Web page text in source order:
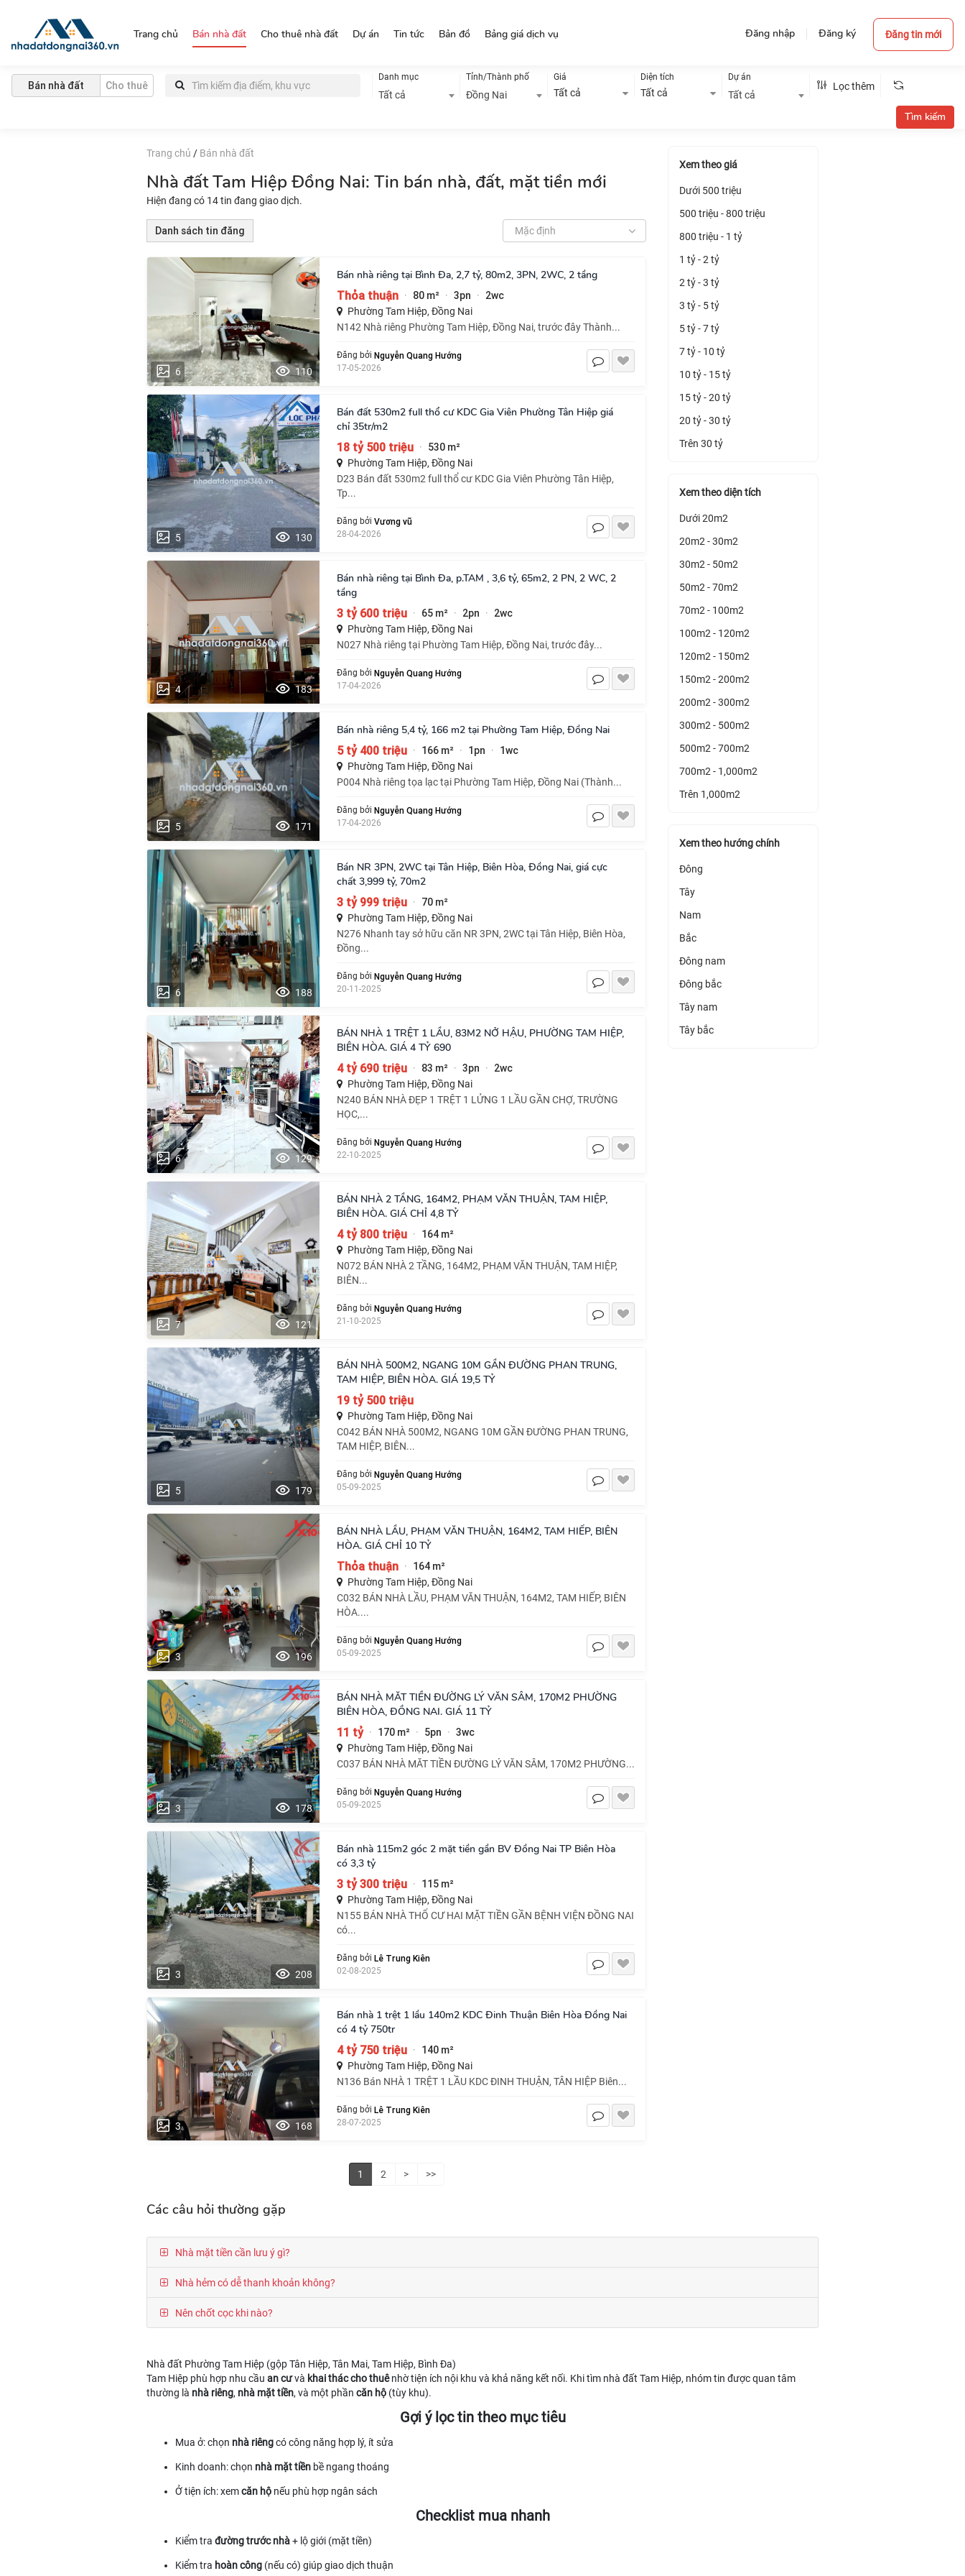
Đăng nhập Đăng ký Đăng tin mới
Trang chủ Bán nhà đất Cho thuê nhà đất Dự án Tin tức Bản đồ Bảng giá dịch vụ
Bán nhà đất Cho thuê
Danh mục
Tất cả
Tỉnh/Thành phố
Đồng Nai
Giá
Tất cả
Diện tích
Tất cả
Dự án
Tất cả
Lọc thêm
Trang chủ / Bán nhà đất
Nhà đất Tam Hiệp Đồng Nai: Tin bán nhà, đất, mặt tiền mới
Hiện đang có 14 tin đang giao dịch.
Danh sách tin đăng Mặc định
6 110
Bán nhà riêng tại Bình Đa, 2,7 tỷ, 80m2, 3PN, 2WC, 2 tầng
Thỏa thuận · 80 m² · 3pn · 2wc
Phường Tam Hiệp, Đồng Nai
N142 Nhà riêng Phường Tam Hiệp, Đồng Nai, trước đây Thành...
Đăng bởi Nguyễn Quang Hướng
17-05-2026
5 130
Bán đất 530m2 full thổ cư KDC Gia Viên Phường Tân Hiệp giá
chỉ 35tr/m2
18 tỷ 500 triệu · 530 m²
Phường Tam Hiệp, Đồng Nai
D23 Bán đất 530m2 full thổ cư KDC Gia Viên Phường Tân Hiệp,
Tp...
Đăng bởi Vương vũ
28-04-2026
4 183
Bán nhà riêng tại Bình Đa, p.TAM , 3,6 tỷ, 65m2, 2 PN, 2 WC, 2
tầng
3 tỷ 600 triệu · 65 m² · 2pn · 2wc
Phường Tam Hiệp, Đồng Nai
N027 Nhà riêng tại Phường Tam Hiệp, Đồng Nai, trước đây...
Đăng bởi Nguyễn Quang Hướng
17-04-2026
5 171
Bán nhà riêng 5,4 tỷ, 166 m2 tại Phường Tam Hiệp, Đồng Nai
5 tỷ 400 triệu · 166 m² · 1pn · 1wc
Phường Tam Hiệp, Đồng Nai
P004 Nhà riêng tọa lạc tại Phường Tam Hiệp, Đồng Nai (Thành...
Đăng bởi Nguyễn Quang Hướng
17-04-2026
6 188
Bán NR 3PN, 2WC tại Tân Hiệp, Biên Hòa, Đồng Nai, giá cực
chất 3,999 tỷ, 70m2
3 tỷ 999 triệu · 70 m²
Phường Tam Hiệp, Đồng Nai
N276 Nhanh tay sở hữu căn NR 3PN, 2WC tại Tân Hiệp, Biên Hòa,
Đồng...
Đăng bởi Nguyễn Quang Hướng
20-11-2025
6 129
BÁN NHÀ 1 TRỆT 1 LẦU, 83M2 NỞ HẬU, PHƯỜNG TAM HIỆP,
BIÊN HÒA. GIÁ 4 TỶ 690
4 tỷ 690 triệu · 83 m² · 3pn · 2wc
Phường Tam Hiệp, Đồng Nai
N240 BÁN NHÀ ĐẸP 1 TRỆT 1 LỬNG 1 LẦU GẦN CHỢ, TRƯỜNG
HỌC,...
Đăng bởi Nguyễn Quang Hướng
22-10-2025
7 121
BÁN NHÀ 2 TẦNG, 164M2, PHẠM VĂN THUẬN, TAM HIỆP,
BIÊN HÒA. GIÁ CHỈ 4,8 TỶ
4 tỷ 800 triệu · 164 m²
Phường Tam Hiệp, Đồng Nai
N072 BÁN NHÀ 2 TẦNG, 164M2, PHẠM VĂN THUẬN, TAM HIỆP,
BIÊN...
Đăng bởi Nguyễn Quang Hướng
21-10-2025
5 179
BÁN NHÀ 500M2, NGANG 10M GẦN ĐƯỜNG PHAN TRUNG,
TAM HIỆP, BIÊN HÒA. GIÁ 19,5 TỶ
19 tỷ 500 triệu
Phường Tam Hiệp, Đồng Nai
C042 BÁN NHÀ 500M2, NGANG 10M GẦN ĐƯỜNG PHAN TRUNG,
TAM HIỆP, BIÊN...
Đăng bởi Nguyễn Quang Hướng
05-09-2025
3 196
BÁN NHÀ LẦU, PHẠM VĂN THUẬN, 164M2, TAM HIẾP, BIÊN
HÒA. GIÁ CHỈ 10 TỶ
Thỏa thuận · 164 m²
Phường Tam Hiệp, Đồng Nai
C032 BÁN NHÀ LẦU, PHẠM VĂN THUẬN, 164M2, TAM HIẾP, BIÊN
HÒA....
Đăng bởi Nguyễn Quang Hướng
05-09-2025
3 178
BÁN NHÀ MĂT TIỀN ĐƯỜNG LÝ VĂN SÂM, 170M2 PHƯỜNG
BIÊN HÒA, ĐỒNG NAI. GIÁ 11 TỶ
11 tỷ · 170 m² · 5pn · 3wc
Phường Tam Hiệp, Đồng Nai
C037 BÁN NHÀ MĂT TIỀN ĐƯỜNG LÝ VĂN SÂM, 170M2 PHƯỜNG...
Đăng bởi Nguyễn Quang Hướng
05-09-2025
3 208
Bán nhà 115m2 góc 2 mặt tiền gần BV Đồng Nai TP Biên Hòa
có 3,3 tỷ
3 tỷ 300 triệu · 115 m²
Phường Tam Hiệp, Đồng Nai
N155 BÁN NHÀ THỔ CƯ HAI MẶT TIỀN GẦN BỆNH VIỆN ĐỒNG NAI
có...
Đăng bởi Lê Trung Kiên
02-08-2025
3 168
Bán nhà 1 trệt 1 lầu 140m2 KDC Đinh Thuận Biên Hòa Đồng Nai
có 4 tỷ 750tr
4 tỷ 750 triệu · 140 m²
Phường Tam Hiệp, Đồng Nai
N136 Bán NHÀ 1 TRỆT 1 LẦU KDC ĐINH THUẬN, TÂN HIỆP Biên...
Đăng bởi Lê Trung Kiên
28-07-2025
1 2 > >>
Xem theo giá
Dưới 500 triệu
500 triệu - 800 triệu
800 triệu - 1 tỷ
1 tỷ - 2 tỷ
2 tỷ - 3 tỷ
3 tỷ - 5 tỷ
5 tỷ - 7 tỷ
7 tỷ - 10 tỷ
10 tỷ - 15 tỷ
15 tỷ - 20 tỷ
20 tỷ - 30 tỷ
Trên 30 tỷ
Xem theo diện tích
Dưới 20m2
20m2 - 30m2
30m2 - 50m2
50m2 - 70m2
70m2 - 100m2
100m2 - 120m2
120m2 - 150m2
150m2 - 200m2
200m2 - 300m2
300m2 - 500m2
500m2 - 700m2
700m2 - 1,000m2
Trên 1,000m2
Xem theo hướng chính
Đông
Tây
Nam
Bắc
Đông nam
Đông bắc
Tây nam
Tây bắc
Các câu hỏi thường gặp
Nhà mặt tiền cần lưu ý gì?
Nhà hẻm có dễ thanh khoản không?
Nên chốt cọc khi nào?
Nhà đất Phường Tam Hiệp (gộp Tân Hiệp, Tân Mai, Tam Hiệp, Bình Đa)
Tam Hiệp phù hợp nhu cầu an cưvà khai thác cho thuênhờ tiện ích nội khu và khả năng kết nối. Khi tìm nhà đất Tam Hiệp, nhóm tin được quan tâm
thường là nhà riêng, nhà mặt tiền, và một phần căn hộ (tùy khu).
Gợi ý lọc tin theo mục tiêu
Mua ở: chọn nhà riêngcó công năng hợp lý, ít sửa
Kinh doanh: chọn nhà mặt tiền bề ngang thoáng
Ở tiện ích: xemcăn hộ nếu phù hợp ngân sách
Checklist mua nhanh
Kiểm tra đường trước nhà+ lộ giới (mặt tiền)
Kiểm tra hoàn công (nếu có) giúp giao dịch thuận